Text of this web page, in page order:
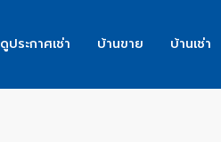
ดูประกาศเช่า บ้านขาย บ้านเช่า